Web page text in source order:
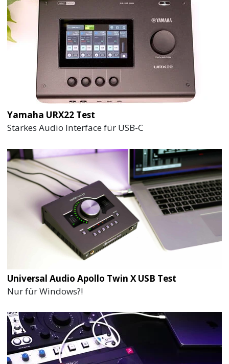
Yamaha URX22 Test
Starkes Audio Interface für USB-C
Universal Audio Apollo Twin X USB Test
Nur für Windows?!